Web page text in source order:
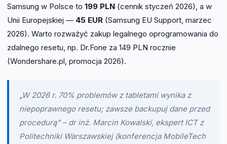
Samsung w Polsce to 199 PLN (cennik styczeń 2026), a w
Unii Europejskiej — 45 EUR (Samsung EU Support, marzec
2026). Warto rozważyć zakup legalnego oprogramowania do
zdalnego resetu, np. Dr.Fone za 149 PLN rocznie
(Wondershare.pl, promocja 2026).
„W 2026 r. 70% problemów z tabletami wynika z
niepoprawnego resetu; zawsze backupuj dane przed
procedurą” – dr inż. Marcin Kowalski, ekspert ICT z
Politechniki Warszawskiej (konferencja MobileTech